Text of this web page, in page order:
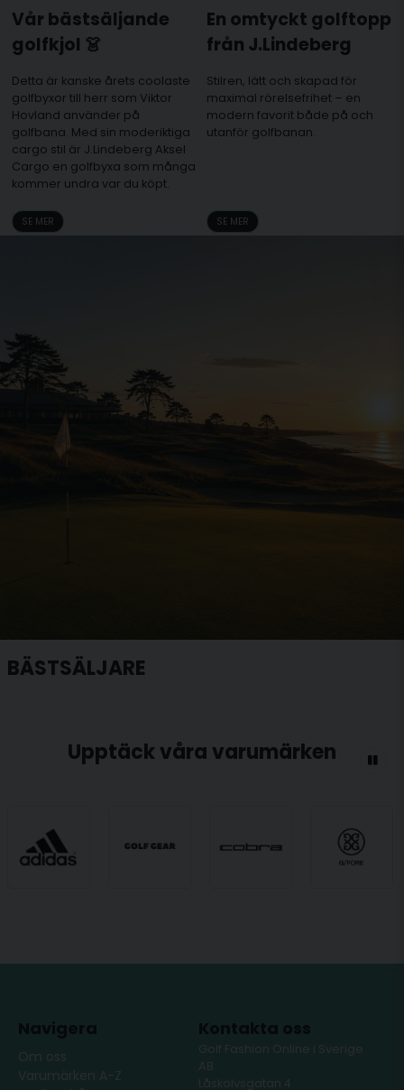
Vår bästsäljande
golfkjol 👗
Detta är kanske årets coolaste
golfbyxor till herr som Viktor
Hovland använder på
golfbana. Med sin moderiktiga
cargo stil är J.Lindeberg Aksel
Cargo en golfbyxa som många
kommer undra var du köpt.
SE MER
En omtyckt golftopp
från J.Lindeberg
Stilren, lätt och skapad för
maximal rörelsefrihet – en
modern favorit både på och
utanför golfbanan.
SE MER
BÄSTSÄLJARE
Upptäck våra varumärken
Om oss
Varumärken A-Z
Golf Fashion Online i Sverige
AB
Låskolvsgatan 4